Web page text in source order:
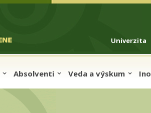
Univerzita
Absolventi Veda a výskum